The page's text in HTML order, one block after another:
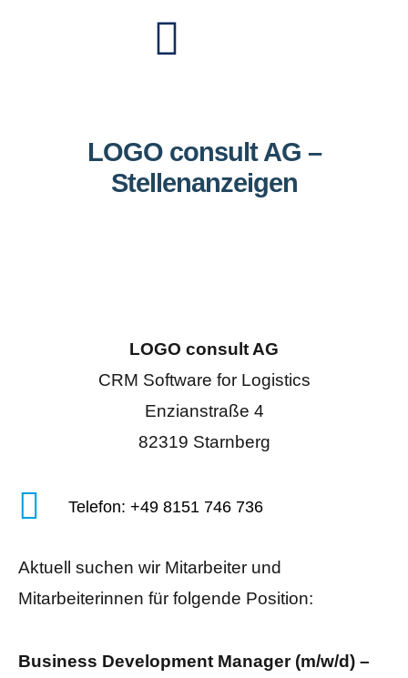
LOGO consult AG –
Stellenanzeigen
LOGO consult AG
CRM Software for Logistics
Enzianstraße 4
82319 Starnberg
Telefon: +49 8151 746 736
Aktuell suchen wir Mitarbeiter und
Mitarbeiterinnen für folgende Position:
Business Development Manager (m/w/d) –